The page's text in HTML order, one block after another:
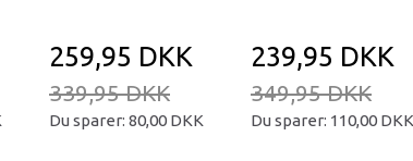
259,95 DKK
339,95 DKK
Du sparer: 80,00 DKK
239,95 DKK
349,95 DKK
Du sparer: 110,00 DKK